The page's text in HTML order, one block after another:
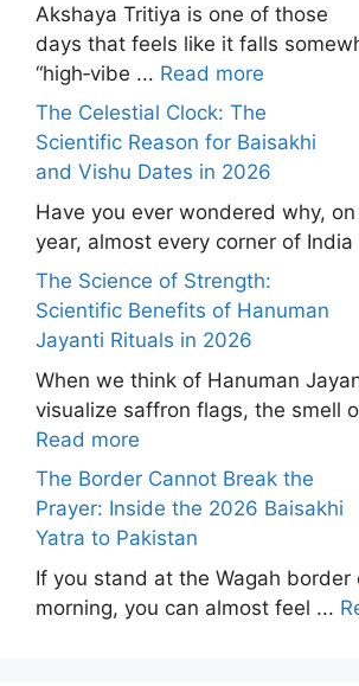
Akshaya Tritiya is one of those
days that feels like it falls
“high‑vibe ... Read more
The Celestial Clock: The
Scientific Reason for Baisakhi
and Vishu Dates in 2026
Have you ever wondered why,
year, almost every corner of India
The Science of Strength:
Scientific Benefits of Hanuman
Jayanti Rituals in 2026
When we think of Hanuman
visualize saffron flags, the smell
Read more
The Border Cannot Break the
Prayer: Inside the 2026 Baisakhi
Yatra to Pakistan
If you stand at the Wagah border
morning, you can almost feel ...